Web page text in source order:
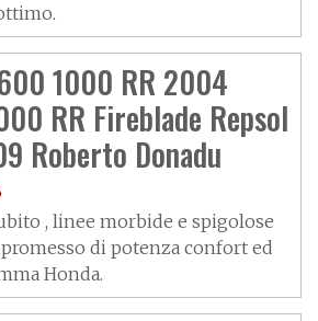
1000 RR 2004
RR Fireblade Repsol
Roberto Donadu
, linee morbide e spigolose
di potenza confort ed
Honda.